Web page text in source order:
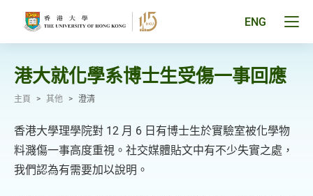
ENG
港大就化學系博士生受傷一事回應
主頁 > 其他 > 澄清
香港大學理學院對 12 月 6 日有博士生於實驗室被化學物
料濺傷一事高度重視。社交媒體貼文中有不少失實之處，
我們認為有需要加以說明。